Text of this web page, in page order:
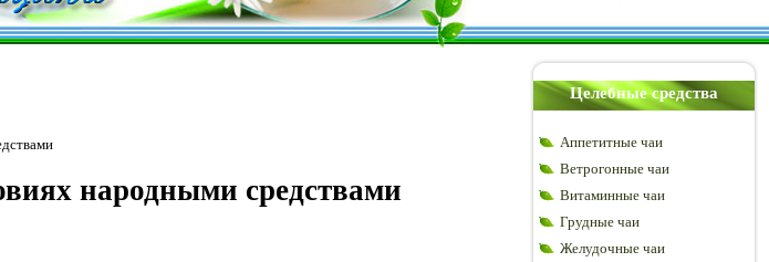
народными средствами
Целебные средства
Аппетитные чаи
Ветрогонные чаи
Витаминные чаи
Грудные чаи
Желудочные чаи